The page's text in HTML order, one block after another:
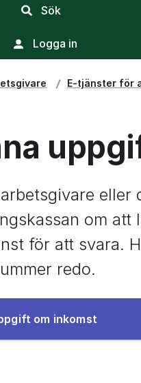
Sök,
sökfält
Logga in
E-tjänster för
om
för att svara.
redo.
om inkomstTill